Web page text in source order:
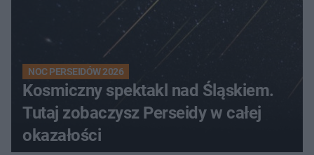
NOC PERSEIDÓW 2026
Kosmiczny spektakl nad Śląskiem.
Tutaj zobaczysz Perseidy w całej
okazałości